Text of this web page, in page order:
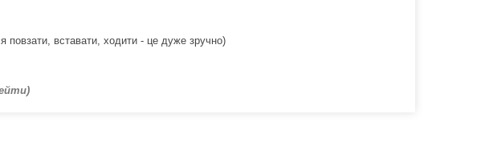
повзати, вставати, ходити - це дуже зручно)